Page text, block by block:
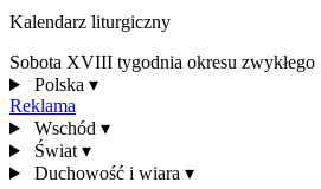
Kalendarz liturgiczny
Sobota XVIII tygodnia okresu zwykłego
Polska ▾
Reklama
Wschód ▾
Świat ▾
Duchowość i wiara ▾